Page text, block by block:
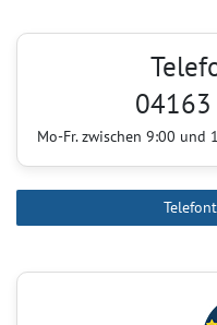
Mo-Fr. zwischen 9:00